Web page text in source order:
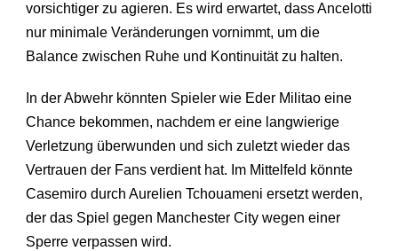
vorsichtiger zu agieren. Es wird erwartet, dass Ancelotti
nur minimale Veränderungen vornimmt, um die
Balance zwischen Ruhe und Kontinuität zu halten.
In der Abwehr könnten Spieler wie Eder Militao eine
Chance bekommen, nachdem er eine langwierige
Verletzung überwunden und sich zuletzt wieder das
Vertrauen der Fans verdient hat. Im Mittelfeld könnte
Casemiro durch Aurelien Tchouameni ersetzt werden,
der das Spiel gegen Manchester City wegen einer
Sperre verpassen wird.